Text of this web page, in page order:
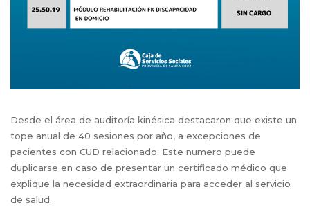
Desde el área de auditoría kinésica destacaron que existe un
tope anual de 40 sesiones por año, a excepciones de
pacientes con CUD relacionado. Este numero puede
duplicarse en caso de presentar un certificado médico que
explique la necesidad extraordinaria para acceder al servicio
de salud.